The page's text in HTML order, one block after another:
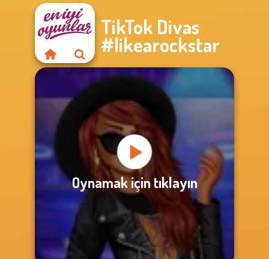
TikTok Divas
#likearockstar
Oynamak için tıklayın